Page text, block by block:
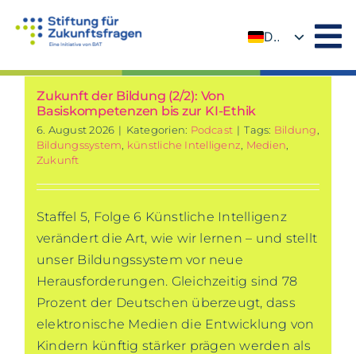
Inhalt
DE
Zukunft der Bildung (2/2): Von
Basiskompetenzen bis zur KI-Ethik
6. August 2026 | Kategorien: Podcast | Tags: Bildung
Bildungssystem künstliche Intelligenz Medien
Zukunft
Staffel 5, Folge 6 Künstliche Intelligenz
verändert die Art, wie wir lernen – und stellt
unser Bildungssystem vor neue
Herausforderungen. Gleichzeitig sind 78
Prozent der Deutschen überzeugt, dass
elektronische Medien die Entwicklung von
Kindern künftig stärker prägen werden als